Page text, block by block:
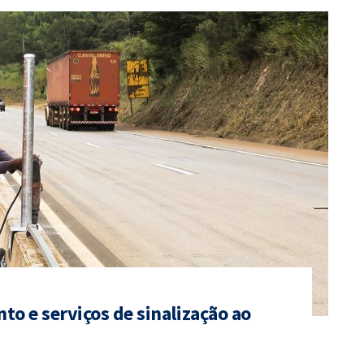
e serviços de sinalização ao